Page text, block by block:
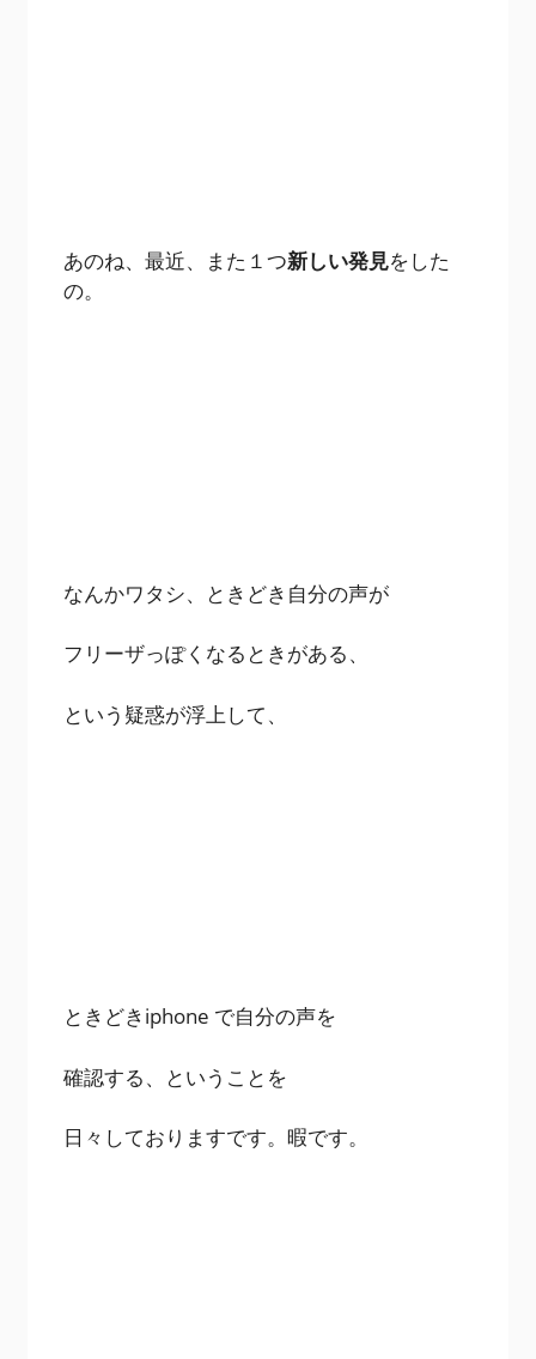
あのね、最近、また１つ新しい発見をした
の。
なんかワタシ、ときどき自分の声が
フリーザっぽくなるときがある、
という疑惑が浮上して、
ときどきiphone で自分の声を
確認する、ということを
日々しておりますです。暇です。